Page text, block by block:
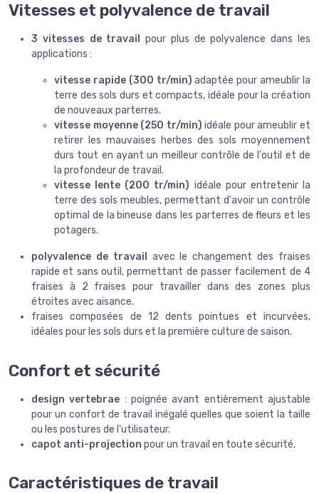
Vitesses et polyvalence de travail
3 vitesses de travail
pour plus de polyvalence dans les
applications :
vitesse rapide (300 tr/min) adaptée pour ameublir la
terre des sols durs et compacts, idéale pour la création
de nouveaux parterres.
vitesse moyenne (250 tr/min) idéale pour ameublir et
retirer les mauvaises herbes des sols moyennement
durs tout en ayant un meilleur contrôle de l'outil et de
la profondeur de travail.
vitesse lente (200 tr/min) idéale pour entretenir la
terre des sols meubles, permettant d'avoir un contrôle
optimal de la bineuse dans les parterres de fleurs et les
potagers.
polyvalence de travail
avec le changement des fraises
rapide et sans outil, permettant de passer facilement de 4
fraises à 2 fraises pour travailler dans des zones plus
étroites avec aisance.
fraises composées de 12 dents pointues et incurvées,
idéales pour les sols durs et la première culture de saison.
Confort et sécurité
design vertebrae : poignée avant entièrement ajustable
pour un confort de travail inégalé quelles que soient la taille
ou les postures de l'utilisateur.
capot anti-projection pour un travail en toute sécurité.
Caractéristiques de travail